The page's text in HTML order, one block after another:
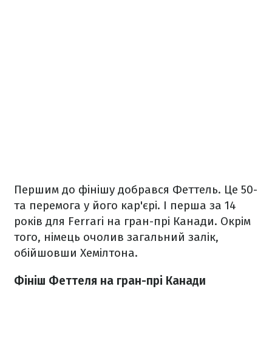
Першим до фінішу добрався Феттель. Це 50-
та перемога у його кар'єрі. І перша за 14
років для Ferrari на гран-прі Канади. Окрім
того, німець очолив загальний залік,
обійшовши Хемілтона.
Фініш Феттеля на гран-прі Канади